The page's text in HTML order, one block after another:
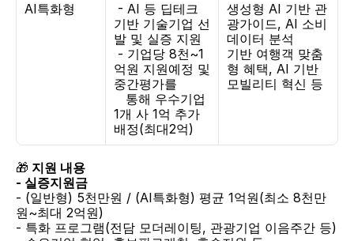
AI특화형
- AI 등 딥테크
기반 기술기업 선
발 및 실증 지원
- 기업당 8천~1
억원 지원예정 및
중간평가를
통해 우수기업
1개 사 1억 추가
배정(최대2억)
생성형 AI 기반 관
광가이드, AI 소비
데이터 분석
기반 여행객 맞춤
형 혜택, AI 기반
모빌리티 혁신 등
🎁 지원 내용
- 실증지원금
- (일반형) 5천만원 / (AI특화형) 평균 1억원(최소 8천만
원~최대 2억원)
- 특화 프로그램(전담 모더레이팅, 관광기업 이음주간 등)